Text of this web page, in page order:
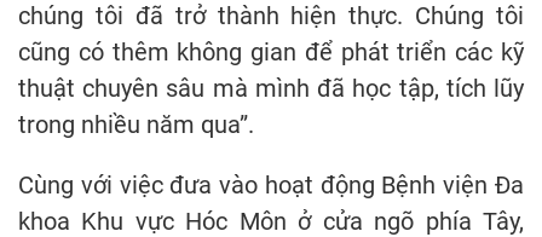
chúng tôi đã trở thành hiện thực. Chúng tôi
cũng có thêm không gian để phát triển các kỹ
thuật chuyên sâu mà mình đã học tập, tích lũy
trong nhiều năm qua”.
Cùng với việc đưa vào hoạt động Bệnh viện Đa
khoa Khu vực Hóc Môn ở cửa ngõ phía Tây,